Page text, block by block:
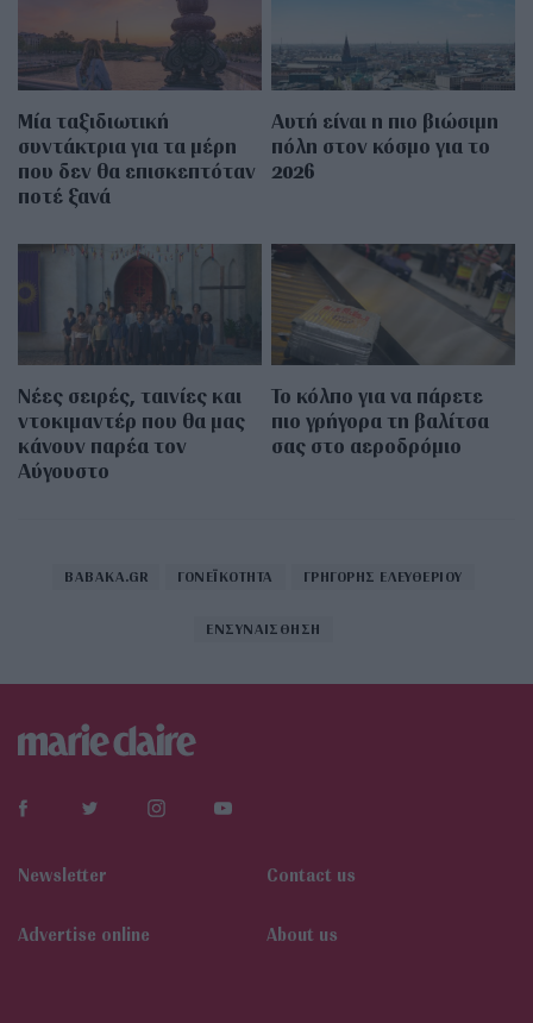
Μία ταξιδιωτική
συντάκτρια για τα μέρη
που δεν θα επισκεπτόταν
ποτέ ξανά
Αυτή είναι η πιο βιώσιμη
πόλη στον κόσμο για το
2026
Νέες σειρές, ταινίες και
ντοκιμαντέρ που θα μας
κάνουν παρέα τον
Αύγουστο
Το κόλπο για να πάρετε
πιο γρήγορα τη βαλίτσα
σας στο αεροδρόμιο
BABAKA.GR ΓΟΝΕΪΚΟΤΗΤΑ ΓΡΗΓΟΡΗΣ ΕΛΕΥΘΕΡΙΟΥ
ΕΝΣΥΝΑΙΣΘΗΣΗ
Newsletter Contact us
Αdvertise online About us